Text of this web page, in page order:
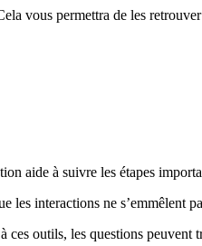
vous permettra de les
aide à suivre les étapes
interactions ne s’emmêlent
outils, les questions peuvent